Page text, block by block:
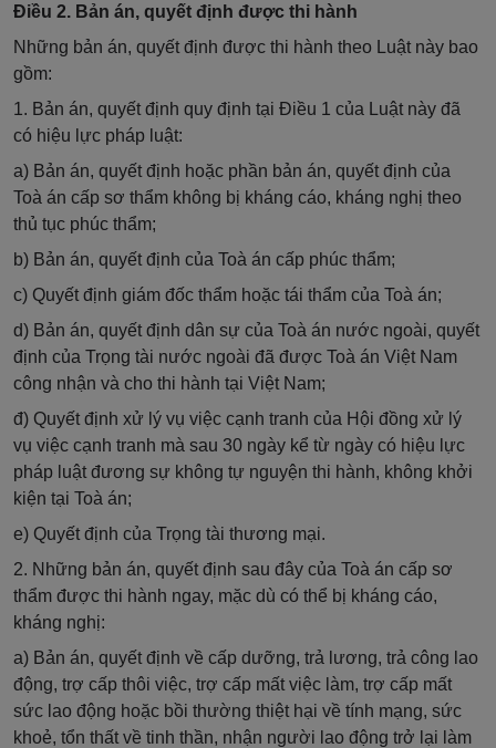
Điều 2. Bản án, quyết định được thi hành
Những bản án, quyết định được thi hành theo Luật này bao
gồm:
1. Bản án, quyết định quy định tại Điều 1 của Luật này đã
có hiệu lực pháp luật:
a) Bản án, quyết định hoặc phần bản án, quyết định của
Toà án cấp sơ thẩm không bị kháng cáo, kháng nghị theo
thủ tục phúc thẩm;
b) Bản án, quyết định của Toà án cấp phúc thẩm;
c) Quyết định giám đốc thẩm hoặc tái thẩm của Toà án;
d) Bản án, quyết định dân sự của Toà án nước ngoài, quyết
định của Trọng tài nước ngoài đã được Toà án Việt Nam
công nhận và cho thi hành tại Việt Nam;
đ) Quyết định xử lý vụ việc cạnh tranh của Hội đồng xử lý
vụ việc cạnh tranh mà sau 30 ngày kể từ ngày có hiệu lực
pháp luật đương sự không tự nguyện thi hành, không khởi
kiện tại Toà án;
e) Quyết định của Trọng tài thương mại.
2. Những bản án, quyết định sau đây của Toà án cấp sơ
thẩm được thi hành ngay, mặc dù có thể bị kháng cáo,
kháng nghị:
a) Bản án, quyết định về cấp dưỡng, trả lương, trả công lao
động, trợ cấp thôi việc, trợ cấp mất việc làm, trợ cấp mất
sức lao động hoặc bồi thường thiệt hại về tính mạng, sức
khoẻ, tổn thất về tinh thần, nhận người lao động trở lại làm